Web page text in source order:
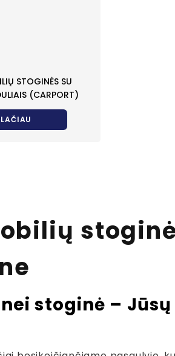
STOGINĖS SU
(CARPORT)
stoginė –